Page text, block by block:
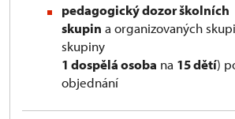
pedagogický dozor školních
skupin a organizovaných
skupiny
1 dospělá osoba na 15 dětí)
objednání